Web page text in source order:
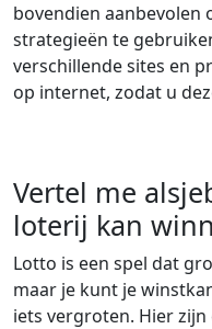
bovendien aanbevolen
strategieën te
verschillende sites en
op internet, zodat u
Vertel me
loterij kan
Lotto is een spel dat
maar je kunt je
iets vergroten. Hier